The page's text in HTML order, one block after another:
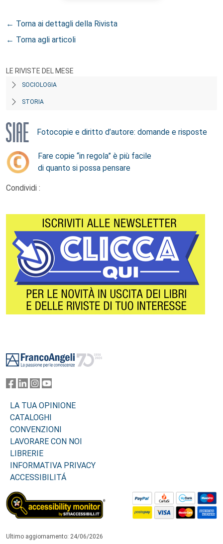
← Torna ai dettagli della Rivista
← Torna agli articoli
LE RIVISTE DEL MESE
SOCIOLOGIA
STORIA
Fotocopie e diritto d’autore: domande e risposte
Fare copie “in regola” è più facile
di quanto si possa pensare
Condividi :
LA TUA OPINIONE
CATALOGHI
CONVENZIONI
LAVORARE CON NOI
LIBRERIE
INFORMATIVA PRIVACY
ACCESSIBILITÁ
Ultimo aggiornamento: 24/06/2026